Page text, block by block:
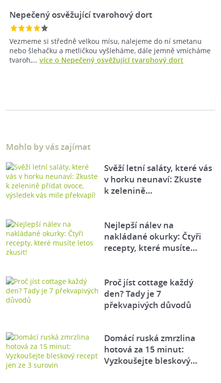
Nepečený osvěžující tvarohový dort
Vezmeme si středně velkou mísu, nalejeme do ní smetanu
nebo šlehačku a metličkou vyšleháme, dále jemně vmícháme
tvaroh,… více o Nepečený osvěžující tvarohový dort
Mohlo by vás zajímat
Svěží letní saláty, které vás
v horku neunaví: Zkuste
k zelenině…
Nejlepší nálev na
nakládané okurky: Čtyři
recepty, které musíte…
Proč jíst cottage každý
den? Tady je 7
překvapivých důvodů
Domácí ruská zmrzlina
hotová za 15 minut:
Vyzkoušejte bleskový…